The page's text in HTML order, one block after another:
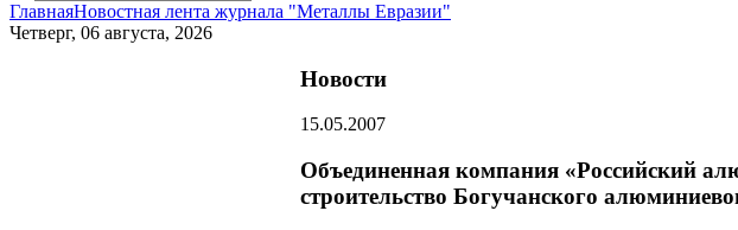
ГлавнаяНовостная лента журнала "Металлы Евразии"
Четверг, 06 августа, 2026
Новости
15.05.2007
Объединенная компания «Российский
строительство Богучанского